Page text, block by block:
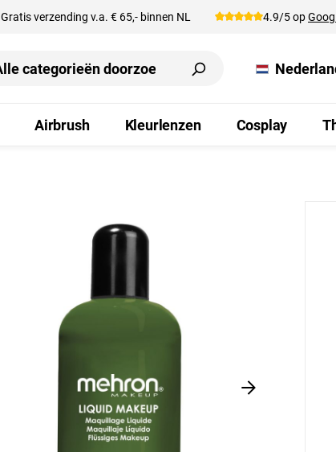
Gratis verzending v.a. € 65,- binnen NL 4.9/5 op
Airbrush Kleurlenzen Cosplay